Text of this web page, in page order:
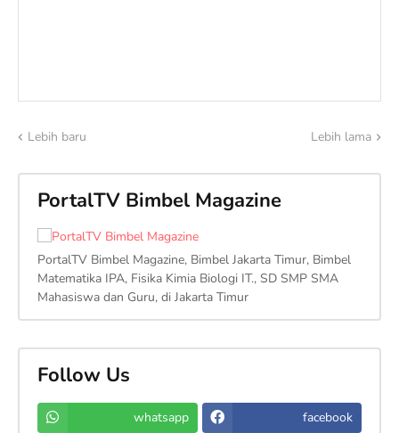
Lebih baru Lebih lama
PortalTV Bimbel Magazine
PortalTV Bimbel Magazine, Bimbel Jakarta Timur, Bimbel
Matematika IPA, Fisika Kimia Biologi IT., SD SMP SMA
Mahasiswa dan Guru, di Jakarta Timur
Follow Us
whatsapp facebook